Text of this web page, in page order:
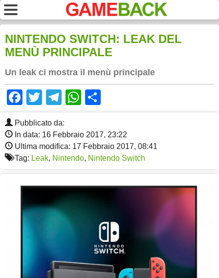
NINTENDO SWITCH: LEAK DEL
MENÙ PRINCIPALE
Un leak ci mostra il menù principale
Facebook
TwitterTelegram
WhatsApp
Pubblicato da:
In data: 16 Febbraio 2017, 23:22
Ultima modifica: 17 Febbraio 2017, 08:41
Tag: Leak, Nintendo, Nintendo Switch